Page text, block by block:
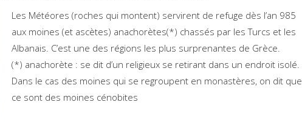
Les Météores (roches qui montent) servirent de refuge dès l’an 985
aux moines (et ascètes) anachorètes(*) chassés par les Turcs et les
Albanais. C’est une des régions les plus surprenantes de Grèce.
(*) anachorète : se dit d’un religieux se retirant dans un endroit isolé.
Dans le cas des moines qui se regroupent en monastères, on dit que
ce sont des moines cénobites